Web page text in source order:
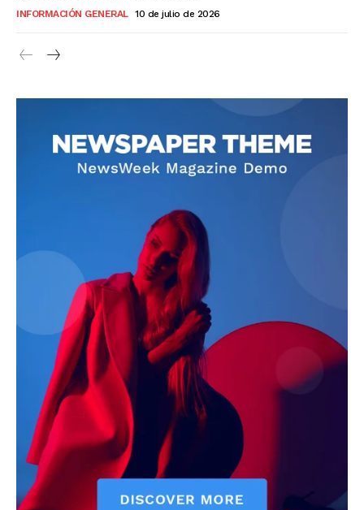
INFORMACIÓN GENERAL 10 de julio de 2026